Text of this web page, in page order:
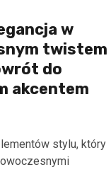
w
twistem
do
akcentem
stylu, który